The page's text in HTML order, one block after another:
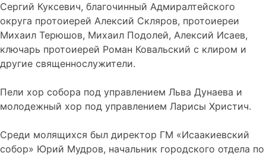
Сергий Куксевич, благочинный Адмиралтейского
округа протоиерей Алексий Скляров, протоиереи
Михаил Терюшов, Михаил Подолей, Алексий Исаев,
ключарь протоиерей Роман Ковальский с клиром и
другие священнослужители.
Пели хор собора под управлением Льва Дунаева и
молодежный хор под управлением Ларисы Христич.
Среди молящихся был директор ГМ «Исаакиевский
собор» Юрий Мудров, начальник городского отдела по